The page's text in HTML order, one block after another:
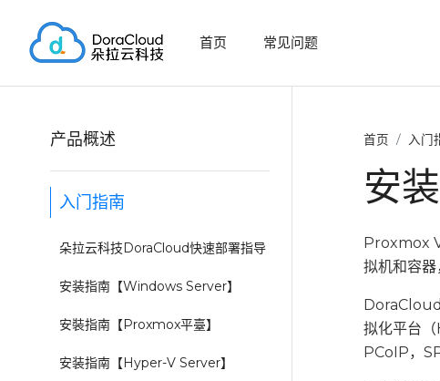
首页 常见问题
产品概述
入门指南
朵拉云科技DoraCloud快速部署指导
安装指南【Windows Server】
安裝指南【Proxmox平臺】
安装指南【Hyper-V Server】
首页 入门
安
Proxmox
拟机和容器
DoraCloud
拟化平台
PCoIP，